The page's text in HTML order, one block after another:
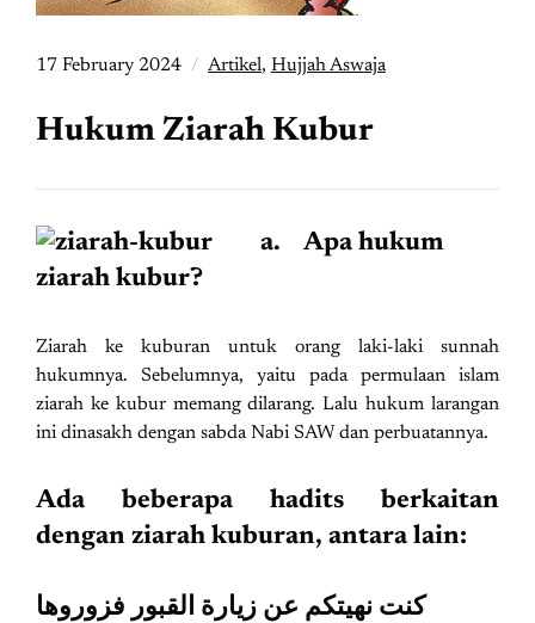
17 February 2024 Artikel, Hujjah Aswaja
Hukum Ziarah Kubur
a. Apa hukum
ziarah kubur?
Ziarah ke kuburan untuk orang laki-laki sunnah
hukumnya. Sebelumnya, yaitu pada permulaan islam
ziarah ke kubur memang dilarang. Lalu hukum larangan
ini dinasakh dengan sabda Nabi SAW dan perbuatannya.
Ada beberapa hadits berkaitan
dengan ziarah kuburan, antara lain:
كنت نهيتكم عن زيارة القبور فزوروها